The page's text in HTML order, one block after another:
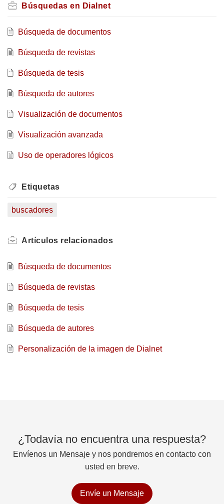
Búsquedas en Dialnet
Búsqueda de documentos
Búsqueda de revistas
Búsqueda de tesis
Búsqueda de autores
Visualización de documentos
Visualización avanzada
Uso de operadores lógicos
Etiquetas
buscadores
Artículos relacionados
Búsqueda de documentos
Búsqueda de revistas
Búsqueda de tesis
Búsqueda de autores
Personalización de la imagen de Dialnet
¿Todavía no encuentra una respuesta?
Envíenos un Mensaje y nos pondremos en contacto con
usted en breve.
Envíe un Mensaje